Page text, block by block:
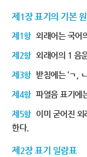
제1장 표기의 기본
제1항 외래어는 국어
제2항 외래어의 1 음
제3항 받침에는 ‘ㄱ,
제4항 파열음 표기에
제5항 이미 굳어진
한다.
제2장 표기 일람표